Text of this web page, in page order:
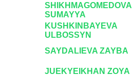
SHIKHMAGOMEDOVA
SUMAYYA
KUSHKINBAYEVA
ULBOSSYN
SAYDALIEVA ZAYBA
JUEKYEIKHAN ZOYA